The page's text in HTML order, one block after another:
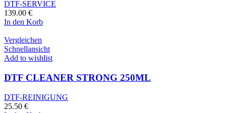
DTF-SERVICE
139.00 €
In den Korb
Vergleichen
Schnellansicht
Add to wishlist
DTF CLEANER STRONG 250ML
DTF-REINIGUNG
25.50 €